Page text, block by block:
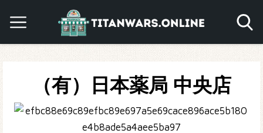
（有）日本薬局 中央店